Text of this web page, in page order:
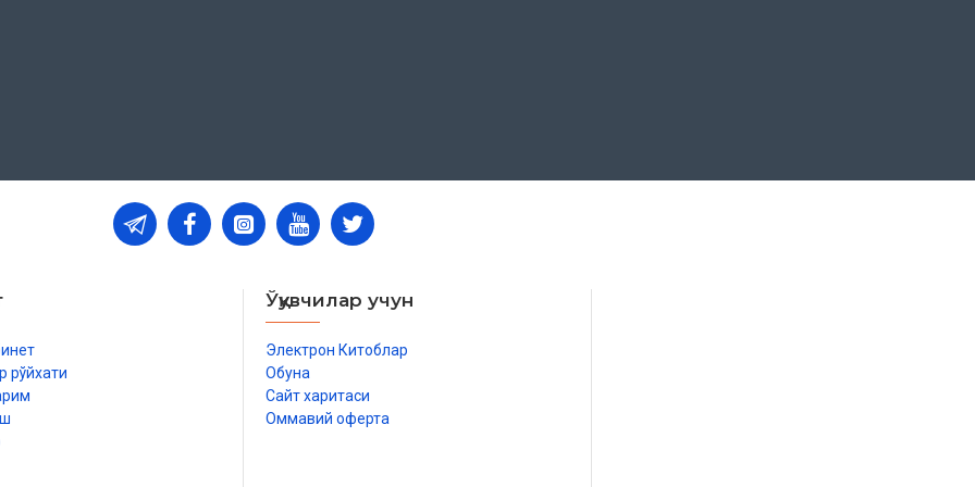
рўйхати
Ўқувчилар учун
Электрон Китоблар
Обуна
Сайт харитаси
Оммавий оферта